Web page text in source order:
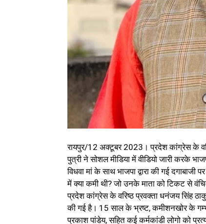
रायपुर/12 अक्टूबर 2023। प्रदेश कांग्रेस के
पुत्री ने सोशल मीडिया में वीडियो जारी करके
विधवा मां के साथ भाजपा द्वारा की गई
में क्या कमी थी? जो उनके माता को टिकट से
प्रदेश कांग्रेस के वरिष्ठ प्रवक्ता धनंजय सिंह
की गई है। 15 साल के भ्रष्ट, कमीशनखोर के
प्रकाश पांडेय, सहित कई कर्मकांडी लोगो को